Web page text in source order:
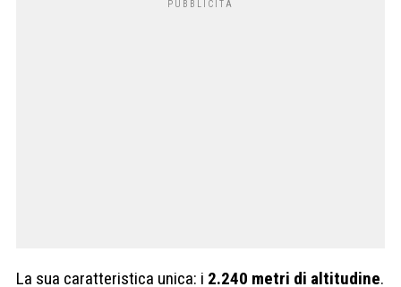
La sua caratteristica unica: i 2.240 metri di altitudine.